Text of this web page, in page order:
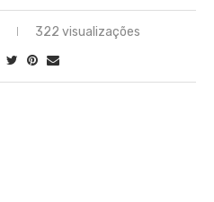
322 visualizações